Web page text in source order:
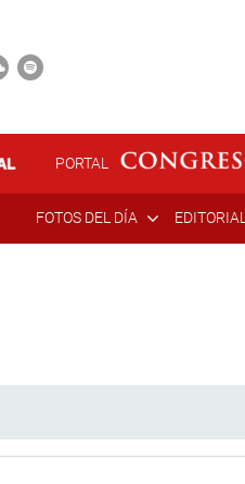
PORTAL
FOTOS DEL DÍA EDITORIAL